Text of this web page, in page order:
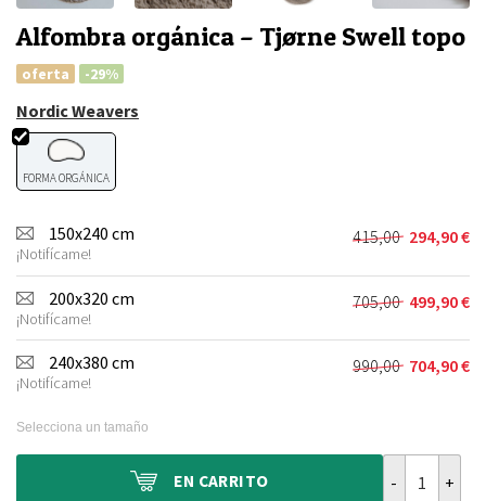
Alfombra orgánica – Tjørne Swell topo
oferta -29%
Nordic Weavers
FORMA ORGÁNICA
150x240 cm
¡Notifícame!
415,00
El
precio
original
era:
415,00 €.
294,90€
El
precio
actual
es:
294,90 €.
200x320 cm
¡Notifícame!
705,00
El
precio
original
era:
499,90€
El
precio
actual
es:
240x380 cm
¡Notifícame!
990,00
El
990,00 €.
704,90€
El
704,90 €.
Selecciona un tamaño
EN CARRITO